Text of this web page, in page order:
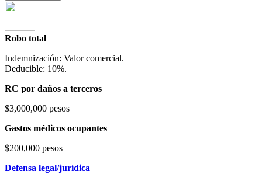
Robo total
Indemnización: Valor comercial.
Deducible: 10%.
RC por daños a terceros
$3,000,000 pesos
Gastos médicos ocupantes
$200,000 pesos
Defensa legal/jurídica